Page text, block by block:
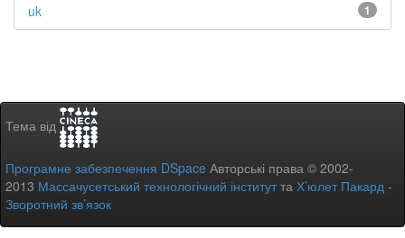
1
uk
Тема від
Програмне забезпечення DSpace Авторські права © 2002-
2013 Массачусетський технологічний інститутта Х’юлет Пакард -
Зворотний зв’язок